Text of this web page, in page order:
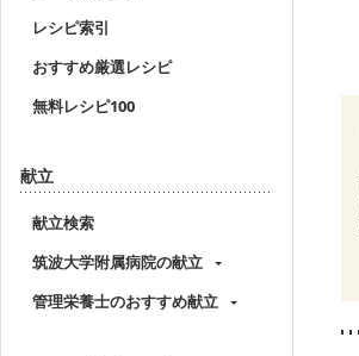
レシピ索引
おすすめ厳選レシピ
無料レシピ100
献立
献立検索
筑波大学附属病院の献立
管理栄養士のおすすめ献立